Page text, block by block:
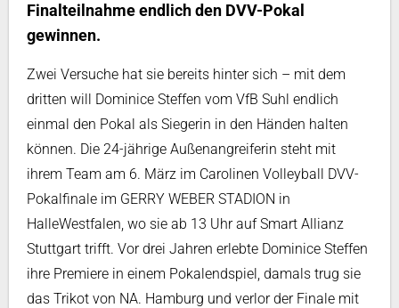
Finalteilnahme endlich den DVV-Pokal
gewinnen.
Zwei Versuche hat sie bereits hinter sich – mit dem
dritten will Dominice Steffen vom VfB Suhl endlich
einmal den Pokal als Siegerin in den Händen halten
können. Die 24-jährige Außenangreiferin steht mit
ihrem Team am 6. März im Carolinen Volleyball DVV-
Pokalfinale im GERRY WEBER STADION in
HalleWestfalen, wo sie ab 13 Uhr auf Smart Allianz
Stuttgart trifft. Vor drei Jahren erlebte Dominice Steffen
ihre Premiere in einem Pokalendspiel, damals trug sie
das Trikot von NA. Hamburg und verlor der Finale mit